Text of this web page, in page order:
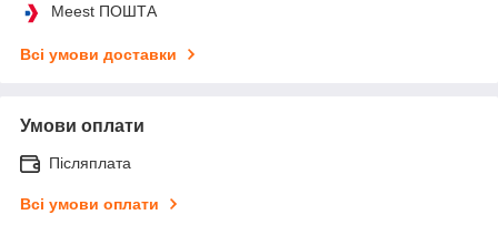
Meest ПОШТА
Всі умови доставки
Умови оплати
Післяплата
Всі умови оплати